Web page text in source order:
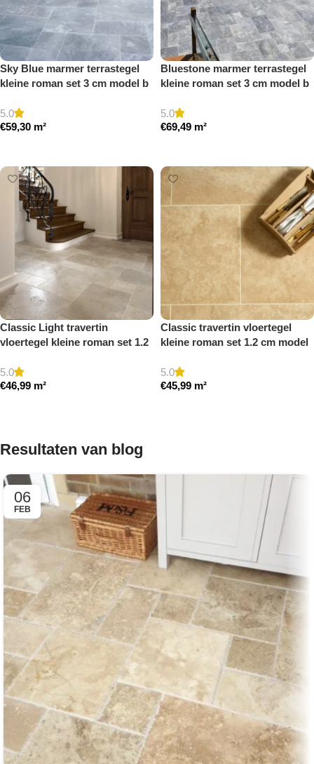
Sky Blue marmer terrastegel
kleine roman set 3 cm model b
5.0
€59,30 m²
Bluestone marmer terrastegel
kleine roman set 3 cm model b
5.0
€69,49 m²
Classic Light travertin
vloertegel kleine roman set 1.2
5.0
€46,99 m²
Classic travertin vloertegel
kleine roman set 1.2 cm model
5.0
€45,99 m²
Resultaten van blog
06
FEB